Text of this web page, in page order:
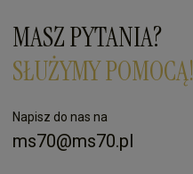
MASZ PYTANIA?
SŁUŻYMY POMOCĄ!
Napisz do nas na
ms70@ms70.pl